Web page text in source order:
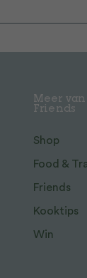
Meer van
Friends
Shop
Food &
Friends
Kooktips
Win